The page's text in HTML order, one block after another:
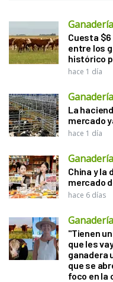
Ganadería
Cuesta
entre los
histórico
hace 1 día
Ganadería
La
mercado
hace 1 día
Ganadería
China y la
mercado
hace 6 días
Ganadería
"Tienen
que les
ganadera
que se
foco en la